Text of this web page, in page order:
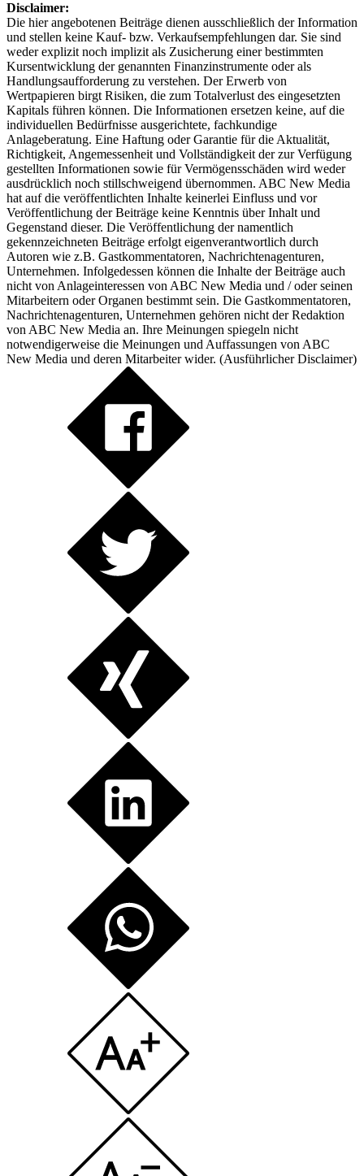
Disclaimer:
Die hier angebotenen Beiträge dienen ausschließlich der Information
und stellen keine Kauf- bzw. Verkaufsempfehlungen dar. Sie sind
weder explizit noch implizit als Zusicherung einer bestimmten
Kursentwicklung der genannten Finanzinstrumente oder als
Handlungsaufforderung zu verstehen. Der Erwerb von
Wertpapieren birgt Risiken, die zum Totalverlust des eingesetzten
Kapitals führen können. Die Informationen ersetzen keine, auf die
individuellen Bedürfnisse ausgerichtete, fachkundige
Anlageberatung. Eine Haftung oder Garantie für die Aktualität,
Richtigkeit, Angemessenheit und Vollständigkeit der zur Verfügung
gestellten Informationen sowie für Vermögensschäden wird weder
ausdrücklich noch stillschweigend übernommen. ABC New Media
hat auf die veröffentlichten Inhalte keinerlei Einfluss und vor
Veröffentlichung der Beiträge keine Kenntnis über Inhalt und
Gegenstand dieser. Die Veröffentlichung der namentlich
gekennzeichneten Beiträge erfolgt eigenverantwortlich durch
Autoren wie z.B. Gastkommentatoren, Nachrichtenagenturen,
Unternehmen. Infolgedessen können die Inhalte der Beiträge auch
nicht von Anlageinteressen von ABC New Media und / oder seinen
Mitarbeitern oder Organen bestimmt sein. Die Gastkommentatoren,
Nachrichtenagenturen, Unternehmen gehören nicht der Redaktion
von ABC New Media an. Ihre Meinungen spiegeln nicht
notwendigerweise die Meinungen und Auffassungen von ABC
New Media und deren Mitarbeiter wider. (Ausführlicher Disclaimer)